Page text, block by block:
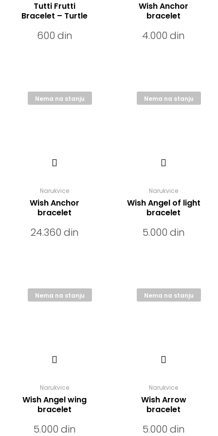
Tutti Frutti
Bracelet – Turtle
600 din
Wish Anchor
bracelet
4.000 din
Nema na stanju
Narukvice
Wish Anchor
bracelet
24.360 din
Nema na stanju
Narukvice
Wish Angel of light
bracelet
5.000 din
Nema na stanju
Narukvice
Wish Angel wing
bracelet
5.000 din
Nema na stanju
Narukvice
Wish Arrow
bracelet
5.000 din